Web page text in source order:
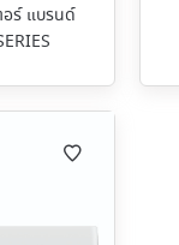
อร์ แบรนด์